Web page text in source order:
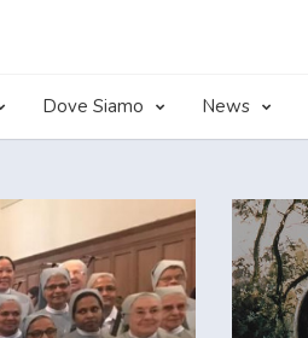
Dove Siamo News